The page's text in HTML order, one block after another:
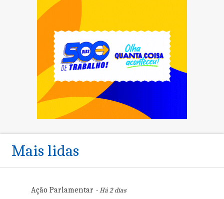
Mais lidas
Ação Parlamentar - Há 2 dias